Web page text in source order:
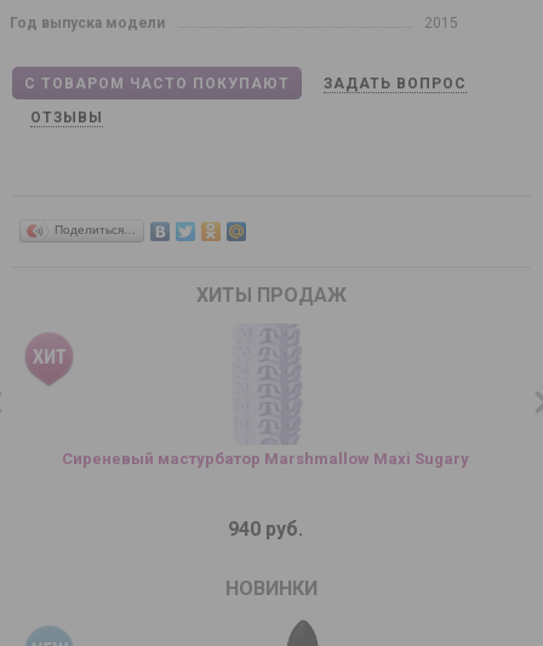
Год выпуска модели
2015
С ТОВАРОМ ЧАСТО ПОКУПАЮТ
ЗАДАТЬ ВОПРОС
ОТЗЫВЫ
Поделиться…
ХИТЫ ПРОДАЖ
Сиреневый мастурбатор Marshmallow Maxi Sugary
940 руб.
НОВИНКИ